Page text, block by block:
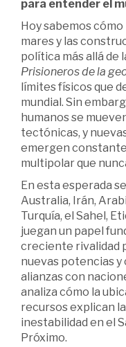
para entender el
Hoy sabemos
mares y las
política más allá de
Prisioneros de la
límites físicos que
mundial. Sin
humanos se
tectónicas, y
emergen
multipolar que
En esta esperada
Australia, Irán,
Turquía, el Sahel,
juegan un papel
creciente rivalidad
nuevas potencias y
alianzas con
analiza cómo la
recursos explican
inestabilidad en el
Próximo.